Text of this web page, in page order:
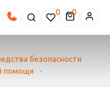
0
безопасности
помощи
-